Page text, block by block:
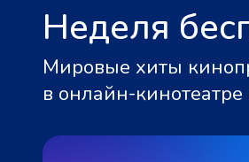
Неделя
Мировые хиты
в онлайн-